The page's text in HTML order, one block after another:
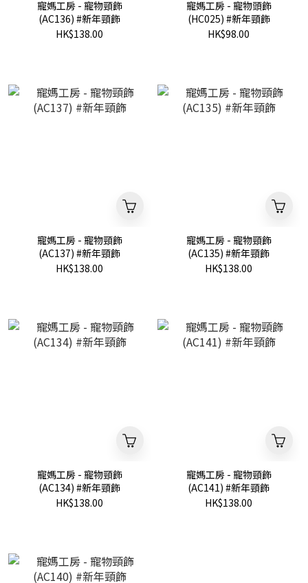
寵媽工房 - 寵物頸飾
(AC136) #新年頸飾
HK$138.00
寵媽工房 - 寵物頭飾
(HC025) #新年頸飾
HK$98.00
寵媽工房 - 寵物頸飾
(AC137) #新年頸飾
HK$138.00
寵媽工房 - 寵物頸飾
(AC135) #新年頸飾
HK$138.00
寵媽工房 - 寵物頸飾
(AC134) #新年頸飾
HK$138.00
寵媽工房 - 寵物頸飾
(AC141) #新年頸飾
HK$138.00